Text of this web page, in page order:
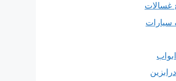
غسالات
سيارات